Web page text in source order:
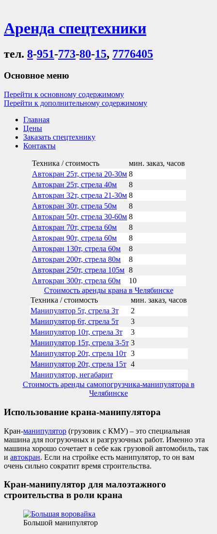
Аренда спецтехники
тел. 8-951-773-80-15, 7776405
Основное меню
Перейти к основному содержимому
Перейти к дополнительному содержимому
Главная
Цены
Заказать спецтехнику
Контакты
Техника / стоимость
мин. заказ, часов
Автокран 25т, стрела 20-30м 8
Автокран 25т, стрела 40м
8
Автокран 32т, стрела 21-30м 8
Автокран 30т, стрела 50м
8
Автокран 50т, стрела 30-60м 8
Автокран 70т, стрела 60м
8
Автокран 90т, стрела 60м
8
Автокран 130т, стрела 60м
8
Автокран 200т, стрела 80м
8
Автокран 250т, стрела 105м 8
Автокран 300т, стрела 60м
10
Стоимость аренды крана в Челябинске
Техника / стоимость
мин. заказ, часов
Манипулятор 5т, стрела 3т
2
Манипулятор 6т, стрела 5т
3
Манипулятор 10т, стрела 3т
3
Манипулятор 15т, стрела 3-5т 3
Манипулятор 20т, стрела 10т 3
Манипулятор 20т, стрела 15т 4
Манипулятор, негабарит
Стоимость аренды самопогрузчика-манипулятора в
Челябинске
Использование крана-манипулятора
Кран-манипулятор (грузовик с КМУ) – это специальная
машина для погрузочных и разгрузочных работ. Именно эта
машина хорошо сочетает в себе как грузовой автомобиль, так
и автокран. Если на стройке есть манипулятор, то он вам
очень сильно сократит время строительства.
Кран-манипулятор для малоэтажного
строительства в роли крана
Большой манипулятор